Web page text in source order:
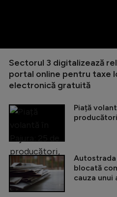
Sectorul 3 digitalizează
portal online pentru taxe
electronică gratuită
Piață
Autostrada
blocată
cauza unui